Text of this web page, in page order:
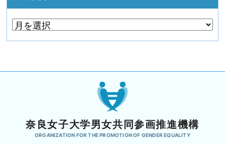
奈良女子大学男女共同参画推進機構
ORGANIZATION FOR THE PROMOTION OF GENDER EQUALITY